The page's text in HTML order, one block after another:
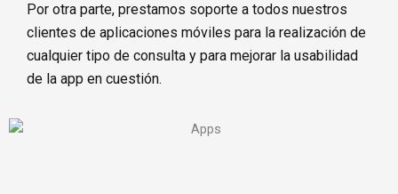
Por otra parte, prestamos soporte a todos nuestros
clientes de aplicaciones móviles para la realización de
cualquier tipo de consulta y para mejorar la usabilidad
de la app en cuestión.